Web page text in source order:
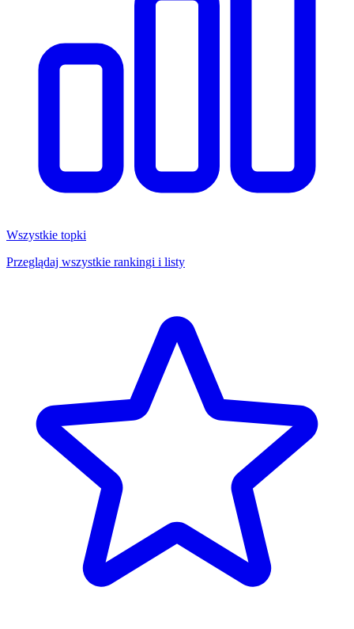
Wszystkie topki
Przeglądaj wszystkie rankingi i listy